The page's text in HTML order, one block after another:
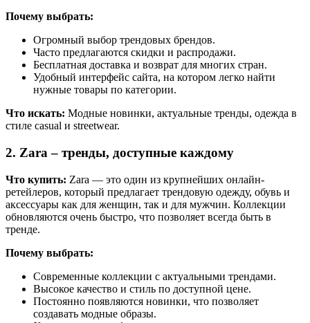
Почему выбрать:
Огромный выбор трендовых брендов.
Часто предлагаются скидки и распродажи.
Бесплатная доставка и возврат для многих стран.
Удобный интерфейс сайта, на котором легко найти
нужные товары по категории.
Что искать: Модные новинки, актуальные тренды, одежда в
стиле casual и streetwear.
2. Zara – тренды, доступные каждому
Что купить: Zara — это один из крупнейших онлайн-
ретейлеров, который предлагает трендовую одежду, обувь и
аксессуары как для женщин, так и для мужчин. Коллекции
обновляются очень быстро, что позволяет всегда быть в
тренде.
Почему выбрать:
Современные коллекции с актуальными трендами.
Высокое качество и стиль по доступной цене.
Постоянно появляются новинки, что позволяет
создавать модные образы.